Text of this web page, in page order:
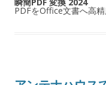
PDFをOffice文書へ高